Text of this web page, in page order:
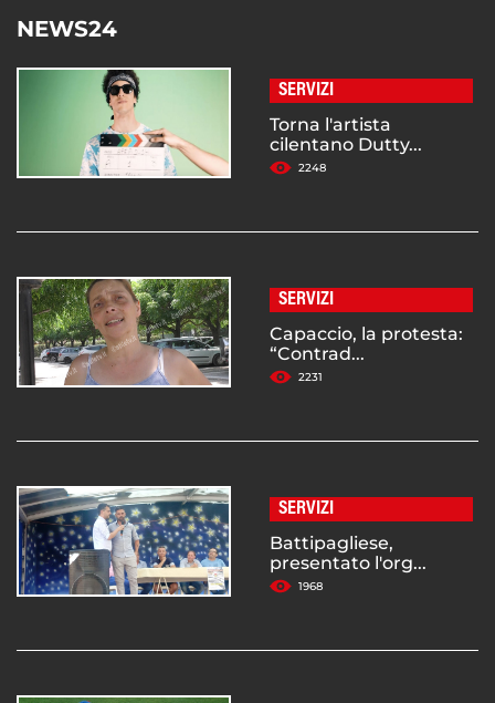
NEWS24
SERVIZI
Torna l'artista
cilentano Dutty...
2248
SERVIZI
Capaccio, la protesta:
“Contrad...
2231
SERVIZI
Battipagliese,
presentato l'org...
1968